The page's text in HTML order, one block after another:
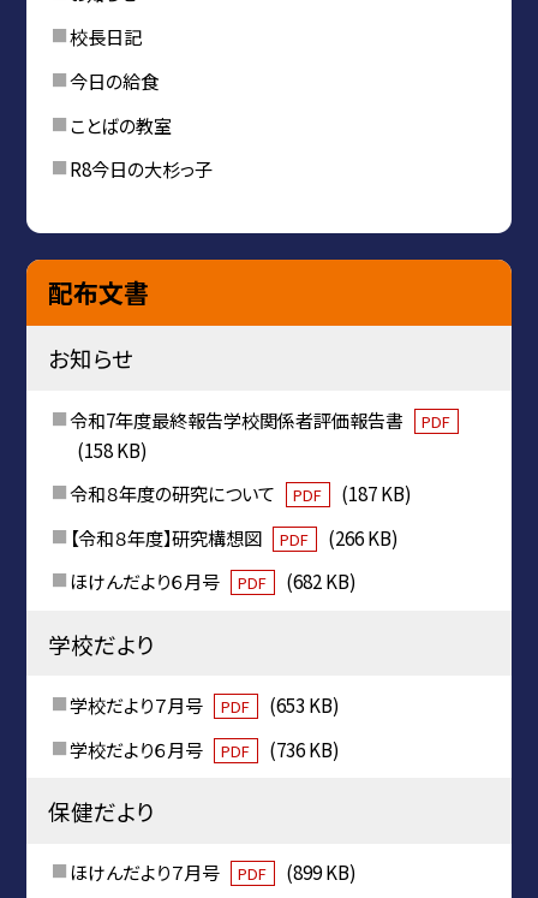
校長日記
今日の給食
ことばの教室
R8今日の大杉っ子
配布文書
お知らせ
令和7年度最終報告学校関係者評価報告書 PDF
(158 KB)
令和８年度の研究について
PDF
(187 KB)
【令和８年度】研究構想図
PDF
(266 KB)
ほけんだより６月号
PDF (682 KB)
学校だより
学校だより７月号 PDF
(653 KB)
学校だより６月号
PDF (736 KB)
保健だより
ほけんだより７月号 PDF (899 KB)